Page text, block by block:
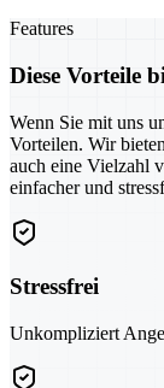
Features
Diese Vorteile
Wenn Sie mit uns
Vorteilen. Wir
auch eine Vielzahl
einfacher und
Stressfrei
Unkompliziert